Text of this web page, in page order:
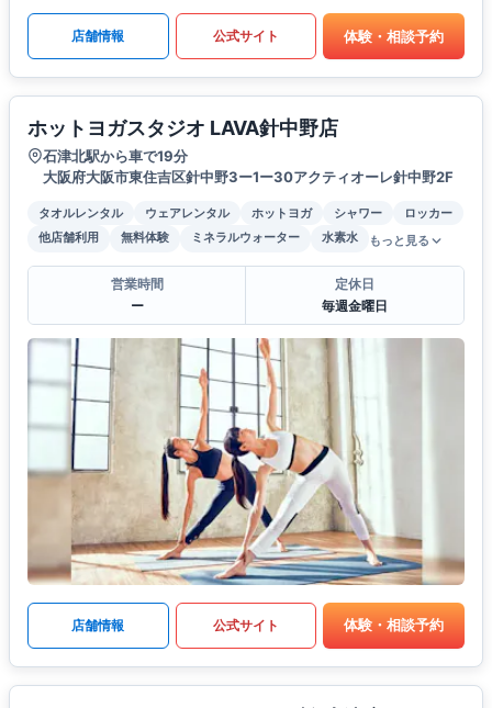
店舗情報 公式サイト 体験・相談予約
ホットヨガスタジオ LAVA針中野店
石津北駅から車で19分
大阪府大阪市東住吉区針中野3ー1ー30アクティオーレ針中野2F
タオルレンタル ウェアレンタル ホットヨガ シャワー
ロッカー
他店舗利用
無料体験 ミネラルウォーター 水素水 もっと見る
営業時間
ー
定休日
毎週金曜日
店舗情報 公式サイト 体験・相談予約